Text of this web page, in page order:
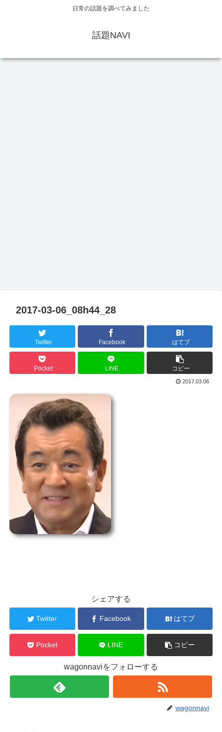
日常の話題を調べてみました
話題NAVI
2017-03-06_08h44_28
Twitter Facebook はてブ
Pocket LINE コピー
2017.03.06
シェアする
Twitter Facebook はてブ
Pocket LINE コピー
wagonnaviをフォローする
wagonnavi